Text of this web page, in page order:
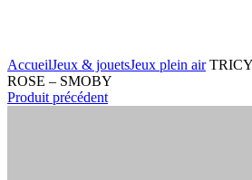
AccueilJeux & jouetsJeux plein air
ROSE – SMOBY
Produit précédent